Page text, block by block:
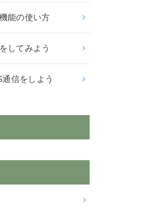
能の使い方
してみよう
信をしよう